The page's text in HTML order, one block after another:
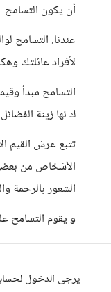
أن يكون التسامح
عندنا. التسامح
لأفراد عائلتك
التسامح مبدأ
ك نها زينة الفضائل
تتبع عرش القيم
الأشخاص من
الشعور بالرحمة
و يقوم التسامح
يرجى الدخول